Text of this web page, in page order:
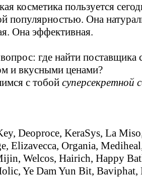
косметика пользуется
популярностью. Она
Она эффективная.
где найти
и вкусными ценами?
с тобой суперсекретной
Deoproce, KeraSys, La
Elizavecca, Organia,
Welcos, Hairich, Happy
Ye Dam Yun Bit, Baviphat,